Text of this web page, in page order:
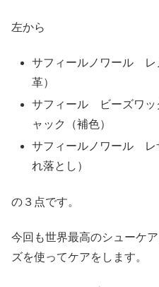
左から
サフィールノワール レ
革）
サフィール ビーズワ
ャック（補色）
サフィールノワール レ
れ落とし）
の３点です。
今回も世界最高のシューケ
ズを使ってケアをします。